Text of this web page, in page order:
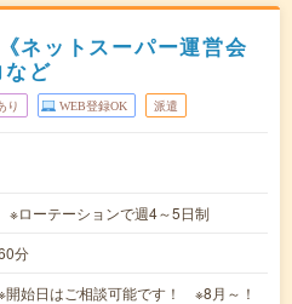
ネットスーパー運営会
ど
り WEB登録OK 派遣
ローテーションで週4～5日制
分
始日はご相談可能です！ ※8月～！